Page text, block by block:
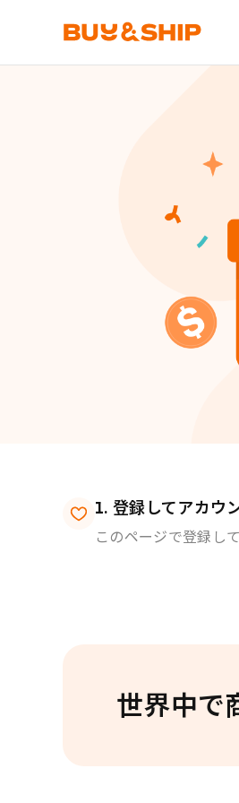
登録してアカウ
このページで登録し
世界中で